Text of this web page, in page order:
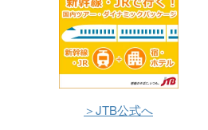
＞JTB公式へ